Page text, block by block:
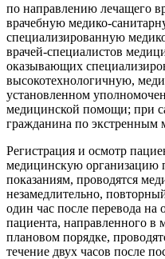
по направлению лечащего
врачебную медико-
специализированную
врачей-специалистов
оказывающих
высокотехнологичную,
установленном
медицинской помощи; при
гражданина по экстренным
Регистрация и осмотр
медицинскую организацию
показаниям, проводятся
незамедлительно,
один час после перевода на
пациента, направленного
плановом порядке,
течение двух часов после